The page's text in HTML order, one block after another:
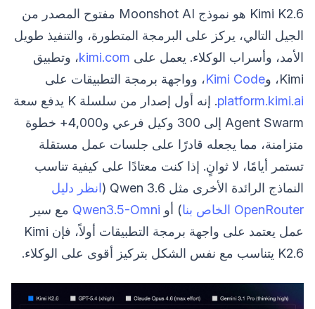
Kimi K2.6 هو نموذج Moonshot AI مفتوح المصدر من
الجيل التالي، يركز على البرمجة المتطورة، والتنفيذ طويل
الأمد، وأسراب الوكلاء. يعمل على kimi.com، وتطبيق
Kimi، و
Kimi Code، وواجهة برمجة التطبيقات على
platform.kimi.ai
. إنه أول إصدار من سلسلة K يدفع سعة
Agent Swarm إلى 300 وكيل فرعي و4,000+ خطوة
متزامنة، مما يجعله قادرًا على جلسات عمل مستقلة
تستمر أيامًا، لا ثوانٍ. إذا كنت معتادًا على كيفية تناسب
النماذج الرائدة الأخرى مثل Qwen 3.6 (
انظر دليل
OpenRouter الخاص بنا
) أو Qwen3.5-Omni مع سير
عمل يعتمد على واجهة برمجة التطبيقات أولاً، فإن Kimi
K2.6 يتناسب مع نفس الشكل بتركيز أقوى على الوكلاء.